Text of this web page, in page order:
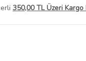
350,00 TL Üzeri Kargo